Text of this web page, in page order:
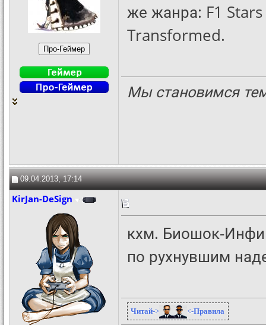
же жанра: F1
Transformed.
Мы становимся
09.04.2013, 17:14
KirJan-DeSign
кхм. Биошок-
по рухнувшим
Читай-> <-Правила